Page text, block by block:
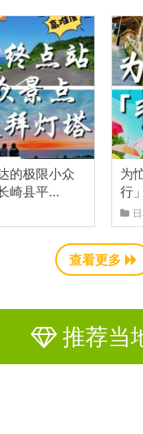
的极限小众
崎县平…
为
行
查看更多
推荐当